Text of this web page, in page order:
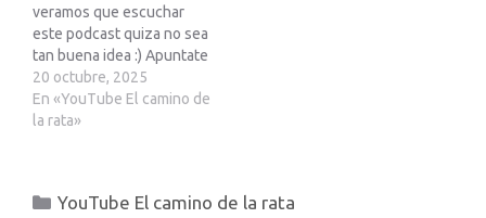
veramos que escuchar
este podcast quiza no sea
tan buena idea :) Apuntate
al evento free del 2 de
noviembre:
https://forms.gle/X63QXc
https://t.me/red23es? Si
20 octubre, 2025
En «YouTube El camino de
la rata»
Categorías
YouTube El camino de la rata